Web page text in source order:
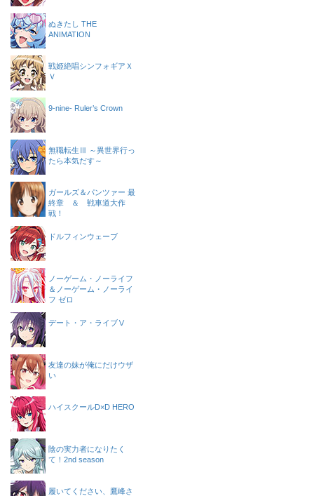
ぬきたし THE
ANIMATION
戦姫絶唱シンフォギアＸ
Ｖ
9-nine- Ruler’s Crown
無職転生Ⅲ ～異世界行っ
たら本気だす～
ガールズ＆パンツァー 最
終章 ＆ 戦車道大作
戦！
ドルフィンウェーブ
ノーゲーム・ノーライフ
＆ノーゲーム・ノーライ
フ ゼロ
デート・ア・ライブⅤ
友達の妹が俺にだけウザ
い
ハイスクールD×D HERO
陰の実力者になりたく
て！2nd season
履いてください、鷹峰さ